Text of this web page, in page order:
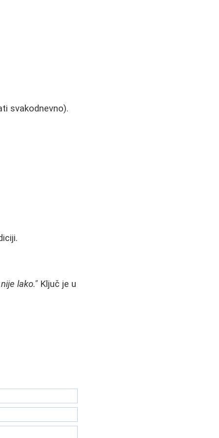
svakodnevno).
lako." Ključ je u